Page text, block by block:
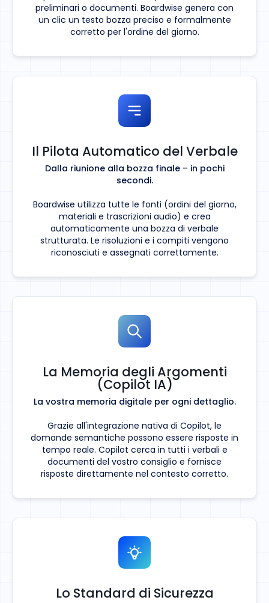
preliminari o documenti. Boardwise genera con
un clic un testo bozza preciso e formalmente
corretto per l'ordine del giorno.
Il Pilota Automatico del Verbale
Dalla riunione alla bozza finale – in pochi
secondi.
Boardwise utilizza tutte le fonti (ordini del giorno,
materiali e trascrizioni audio) e crea
automaticamente una bozza di verbale
strutturata. Le risoluzioni e i compiti vengono
riconosciuti e assegnati correttamente.
La Memoria degli Argomenti
(Copilot IA)
La vostra memoria digitale per ogni dettaglio.
Grazie all'integrazione nativa di Copilot, le
domande semantiche possono essere risposte in
tempo reale. Copilot cerca in tutti i verbali e
documenti del vostro consiglio e fornisce
risposte direttamente nel contesto corretto.
Lo Standard di Sicurezza